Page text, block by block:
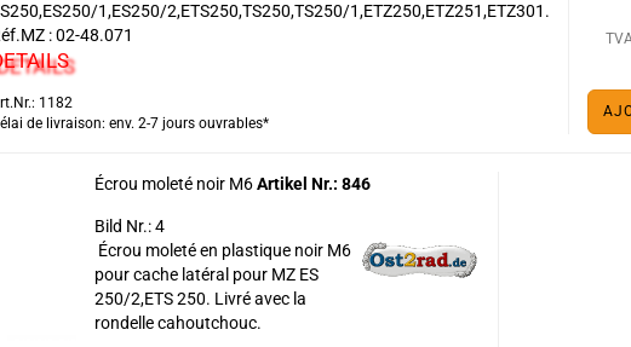
1,ES250/2,ETS250,TS250,TS250/1,ETZ250,ETZ251,ETZ301.
: 02-48.071
1182
de livraison: env. 2-7 jours ouvrables*
Écrou moleté noir M6Artikel Nr.: 846
Bild Nr.: 4
Écrou moleté en plastique noir M6
pour cache latéral pour MZ ES
250/2,ETS 250. Livré avec la
rondelle cahoutchouc.